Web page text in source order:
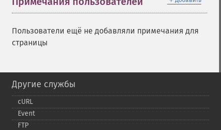
Пользователи ещё не добавляли примечания для
страницы
Другие службы
cURL
Event
FTP